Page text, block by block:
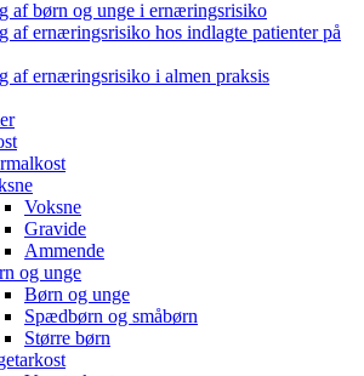
af børn og unge i ernæringsrisiko
af ernæringsrisiko hos indlagte patienter på
af ernæringsrisiko i almen praksis
Voksne
Gravide
Ammende
og unge
Børn og unge
Spædbørn og småbørn
Større børn